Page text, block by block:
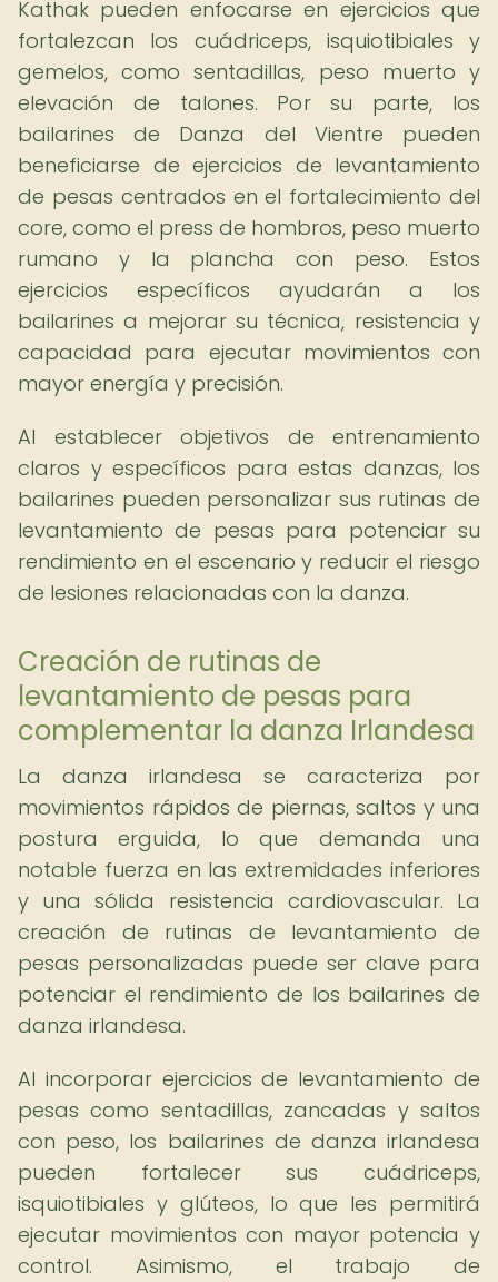
Kathak pueden enfocarse en ejercicios que
fortalezcan los cuádriceps, isquiotibiales y
gemelos, como sentadillas, peso muerto y
elevación de talones. Por su parte, los
bailarines de Danza del Vientre pueden
beneficiarse de ejercicios de levantamiento
de pesas centrados en el fortalecimiento del
core, como el press de hombros, peso muerto
rumano y la plancha con peso. Estos
ejercicios específicos ayudarán a los
bailarines a mejorar su técnica, resistencia y
capacidad para ejecutar movimientos con
mayor energía y precisión.
Al establecer objetivos de entrenamiento
claros y específicos para estas danzas, los
bailarines pueden personalizar sus rutinas de
levantamiento de pesas para potenciar su
rendimiento en el escenario y reducir el riesgo
de lesiones relacionadas con la danza.
Creación de rutinas de
levantamiento de pesas para
complementar la danza Irlandesa
La danza irlandesa se caracteriza por
movimientos rápidos de piernas, saltos y una
postura erguida, lo que demanda una
notable fuerza en las extremidades inferiores
y una sólida resistencia cardiovascular. La
creación de rutinas de levantamiento de
pesas personalizadas puede ser clave para
potenciar el rendimiento de los bailarines de
danza irlandesa.
Al incorporar ejercicios de levantamiento de
pesas como sentadillas, zancadas y saltos
con peso, los bailarines de danza irlandesa
pueden fortalecer sus cuádriceps,
isquiotibiales y glúteos, lo que les permitirá
ejecutar movimientos con mayor potencia y
control. Asimismo, el trabajo de